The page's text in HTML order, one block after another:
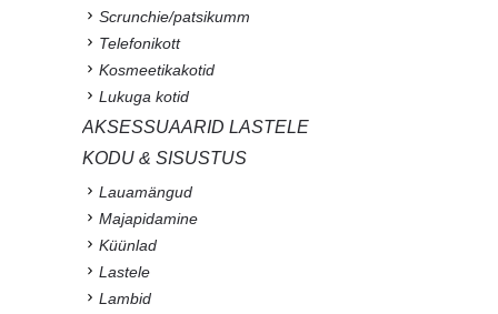
Scrunchie/patsikumm
Telefonikott
Kosmeetikakotid
Lukuga kotid
AKSESSUAARID LASTELE
KODU & SISUSTUS
Lauamängud
Majapidamine
Küünlad
Lastele
Lambid